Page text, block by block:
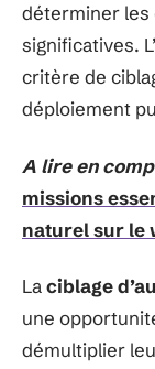
déterminer les
significatives. L’
critère de
déploiement
A lire en
missions
naturel sur le
Laciblage
une
démultiplier